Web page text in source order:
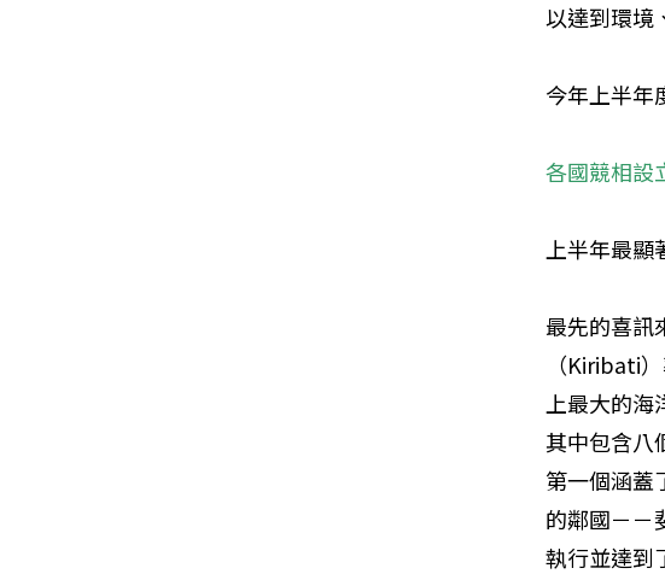
以達到環境
今年上半年
各國競相設
上半年最
最先的喜訊
（Kiribati
上最大的
其中包含八
第一個涵蓋
的鄰國－－
執行並達到